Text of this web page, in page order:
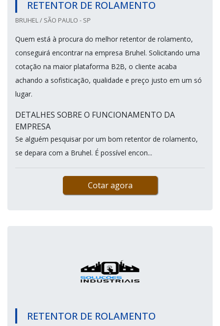
RETENTOR DE ROLAMENTO
BRUHEL / SÃO PAULO - SP
Quem está à procura do melhor retentor de rolamento,
conseguirá encontrar na empresa Bruhel. Solicitando uma
cotação na maior plataforma B2B, o cliente acaba
achando a sofisticação, qualidade e preço justo em um só
lugar.
DETALHES SOBRE O FUNCIONAMENTO DA
EMPRESA
Se alguém pesquisar por um bom retentor de rolamento,
se depara com a Bruhel. É possível encon...
Cotar agora
RETENTOR DE ROLAMENTO